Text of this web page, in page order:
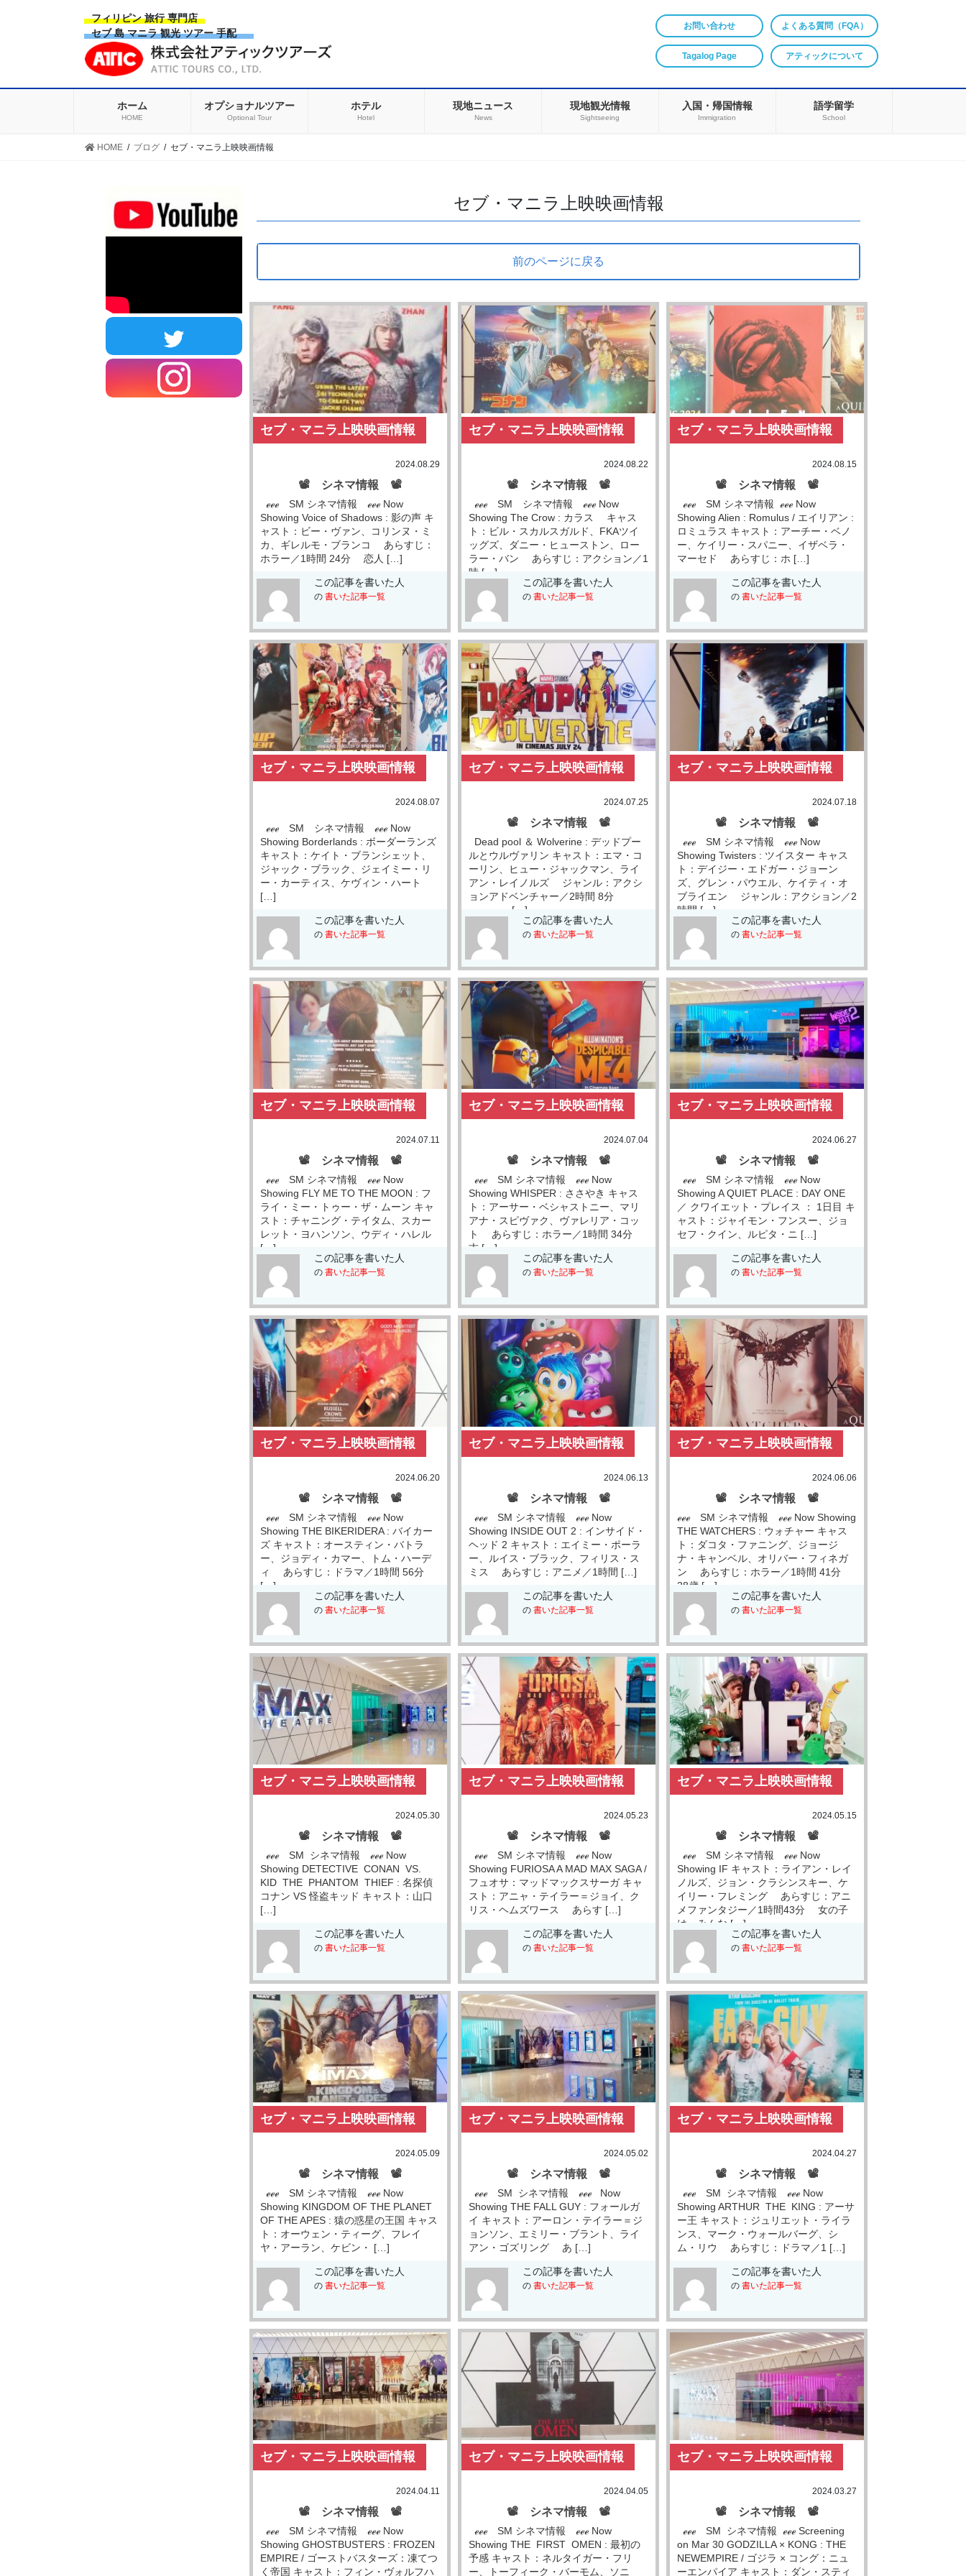
フィリピン 旅行 専門店
セブ 島 マニラ 観光 ツアー 手配
お問い合わせ よくある質問（FQA）
Tagalog Page アティックについて
ホーム
HOME
オプショナルツアー
Optional Tour
ホテル
Hotel
現地ニュース
News
現地観光情報
Sightseeing
入国・帰国情報
Immigration
語学留学
School
HOME ブログ セブ・マニラ上映映画情報
セブ・マニラ上映映画情報
前のページに戻る
セブ・マニラ上映映画情報
2024.08.29
📽 シネマ情報 📽
ℯℯℯ SM シネマ情報 ℯℯℯ Now
Showing Voice of Shadows : 影の声 キ
ャスト：ビー・ヴァン、コリンヌ・ミ
カ、ギレルモ・ブランコ あらすじ：
ホラー／1時間 24分 恋人 […]
この記事を書いた人
の 書いた記事一覧
セブ・マニラ上映映画情報
2024.08.22
📽 シネマ情報 📽
ℯℯℯ SM シネマ情報 ℯℯℯ Now
Showing The Crow : カラス キャス
ト：ビル・スカルスガルド、FKAツイ
ッグズ、ダニー・ヒューストン、ロー
ラー・バン あらすじ：アクション／1
時 […]
この記事を書いた人
の 書いた記事一覧
セブ・マニラ上映映画情報
2024.08.15
📽 シネマ情報 📽
ℯℯℯ SM シネマ情報 ℯℯℯ Now
Showing Alien : Romulus / エイリアン :
ロミュラス キャスト：アーチー・ベノ
ー、ケイリー・スパニー、イザベラ・
マーセド あらすじ：ホ […]
この記事を書いた人
の 書いた記事一覧
セブ・マニラ上映映画情報
2024.08.07
ℯℯℯ SM シネマ情報 ℯℯℯ Now
Showing Borderlands : ボーダーランズ
キャスト：ケイト・ブランシェット、
ジャック・ブラック、ジェイミー・リ
ー・カーティス、ケヴィン・ハート
[…]
この記事を書いた人
の 書いた記事一覧
セブ・マニラ上映映画情報
2024.07.25
📽 シネマ情報 📽
Dead pool ＆ Wolverine : デッドプー
ルとウルヴァリン キャスト：エマ・コ
ーリン、ヒュー・ジャックマン、ライ
アン・レイノルズ ジャンル：アクシ
ョンアドベンチャー／2時間 8分
[…]
この記事を書いた人
の 書いた記事一覧
セブ・マニラ上映映画情報
2024.07.18
📽 シネマ情報 📽
ℯℯℯ SM シネマ情報 ℯℯℯ Now
Showing Twisters : ツイスター キャス
ト：デイジー・エドガー・ジョーン
ズ、グレン・パウエル、ケイティ・オ
ブライエン ジャンル：アクション／2
時間 […]
この記事を書いた人
の 書いた記事一覧
セブ・マニラ上映映画情報
2024.07.11
📽 シネマ情報 📽
ℯℯℯ SM シネマ情報 ℯℯℯ Now
Showing FLY ME TO THE MOON : フ
ライ・ミー・トゥー・ザ・ムーン キャ
スト：チャニング・テイタム、スカー
レット・ヨハンソン、ウディ・ハレル
[…]
この記事を書いた人
の 書いた記事一覧
セブ・マニラ上映映画情報
2024.07.04
📽 シネマ情報 📽
ℯℯℯ SM シネマ情報 ℯℯℯ Now
Showing WHISPER : ささやき キャス
ト：アーサー・ベシャストニー、マリ
アナ・スピヴァク、ヴァレリア・コッ
ト あらすじ：ホラー／1時間 34分
古 […]
この記事を書いた人
の 書いた記事一覧
セブ・マニラ上映映画情報
2024.06.27
📽 シネマ情報 📽
ℯℯℯ SM シネマ情報 ℯℯℯ Now
Showing A QUIET PLACE : DAY ONE
／ クワイエット・プレイス ： 1日目 キ
ャスト：ジャイモン・フンスー、ジョ
セフ・クイン、ルピタ・ニ […]
この記事を書いた人
の 書いた記事一覧
セブ・マニラ上映映画情報
2024.06.20
📽 シネマ情報 📽
ℯℯℯ SM シネマ情報 ℯℯℯ Now
Showing THE BIKERIDERA : バイカー
ズ キャスト：オースティン・バトラ
ー、ジョディ・カマー、トム・ハーデ
ィ あらすじ：ドラマ／1時間 56分
[…]
この記事を書いた人
の 書いた記事一覧
セブ・マニラ上映映画情報
2024.06.13
📽 シネマ情報 📽
ℯℯℯ SM シネマ情報 ℯℯℯ Now
Showing INSIDE OUT 2 : インサイド・
ヘッド 2 キャスト：エイミー・ポーラ
ー、ルイス・ブラック、フィリス・ス
ミス あらすじ：アニメ／1時間 […]
この記事を書いた人
の 書いた記事一覧
セブ・マニラ上映映画情報
2024.06.06
📽 シネマ情報 📽
ℯℯℯ SM シネマ情報 ℯℯℯ Now Showing
THE WATCHERS : ウォチャー キャス
ト：ダコタ・ファニング、ジョージ
ナ・キャンベル、オリバー・フィネガ
ン あらすじ：ホラー／1時間 41分
28歳 […]
この記事を書いた人
の 書いた記事一覧
セブ・マニラ上映映画情報
2024.05.30
📽 シネマ情報 📽
ℯℯℯ SM シネマ情報 ℯℯℯ Now
Showing DETECTIVE CONAN VS.
KID THE PHANTOM THIEF : 名探偵
コナン VS 怪盗キッド キャスト：山口
[…]
この記事を書いた人
の 書いた記事一覧
セブ・マニラ上映映画情報
2024.05.23
📽 シネマ情報 📽
ℯℯℯ SM シネマ情報 ℯℯℯ Now
Showing FURIOSA A MAD MAX SAGA /
フュオサ：マッドマックスサーガ キャ
スト：アニャ・テイラー＝ジョイ、ク
リス・ヘムズワース あらす […]
この記事を書いた人
の 書いた記事一覧
セブ・マニラ上映映画情報
2024.05.15
📽 シネマ情報 📽
ℯℯℯ SM シネマ情報 ℯℯℯ Now
Showing IF キャスト：ライアン・レイ
ノルズ、ジョン・クラシンスキー、ケ
イリー・フレミング あらすじ：アニ
メファンタジー／1時間43分 女の子
は、みんな […]
この記事を書いた人
の 書いた記事一覧
セブ・マニラ上映映画情報
2024.05.09
📽 シネマ情報 📽
ℯℯℯ SM シネマ情報 ℯℯℯ Now
Showing KINGDOM OF THE PLANET
OF THE APES : 猿の惑星の王国 キャス
ト：オーウェン・ティーグ、フレイ
ヤ・アーラン、ケビン・ […]
この記事を書いた人
の 書いた記事一覧
セブ・マニラ上映映画情報
2024.05.02
📽 シネマ情報 📽
ℯℯℯ SM シネマ情報 ℯℯℯ Now
Showing THE FALL GUY : フォールガ
イ キャスト：アーロン・テイラー＝ジ
ョンソン、エミリー・ブラント、ライ
アン・ゴズリング あ […]
この記事を書いた人
の 書いた記事一覧
セブ・マニラ上映映画情報
2024.04.27
📽 シネマ情報 📽
ℯℯℯ SM シネマ情報 ℯℯℯ Now
Showing ARTHUR THE KING : アーサ
ー王 キャスト：ジュリエット・ライラ
ンス、マーク・ウォールバーグ、シ
ム・リウ あらすじ：ドラマ／1 […]
この記事を書いた人
の 書いた記事一覧
セブ・マニラ上映映画情報
2024.04.11
📽 シネマ情報 📽
ℯℯℯ SM シネマ情報 ℯℯℯ Now
Showing GHOSTBUSTERS : FROZEN
EMPIRE / ゴーストバスターズ：凍てつ
く帝国 キャスト：フィン・ヴォルフハ
セブ・マニラ上映映画情報
2024.04.05
📽 シネマ情報 📽
ℯℯℯ SM シネマ情報 ℯℯℯ Now
Showing THE FIRST OMEN : 最初の
予感 キャスト：ネルタイガー・フリ
ー、トーフィーク・バーモム、ソニ
セブ・マニラ上映映画情報
2024.03.27
📽 シネマ情報 📽
ℯℯℯ SM シネマ情報 ℯℯℯ Screening
on Mar 30 GODZILLA × KONG : THE
NEWEMPIRE / ゴジラ × コング：ニュ
ーエンパイア キャスト：ダン・スティ